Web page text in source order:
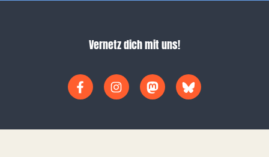
Vernetz dich mit uns!